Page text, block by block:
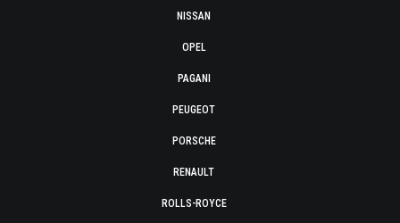
NISSAN
OPEL
PAGANI
PEUGEOT
PORSCHE
RENAULT
ROLLS-ROYCE